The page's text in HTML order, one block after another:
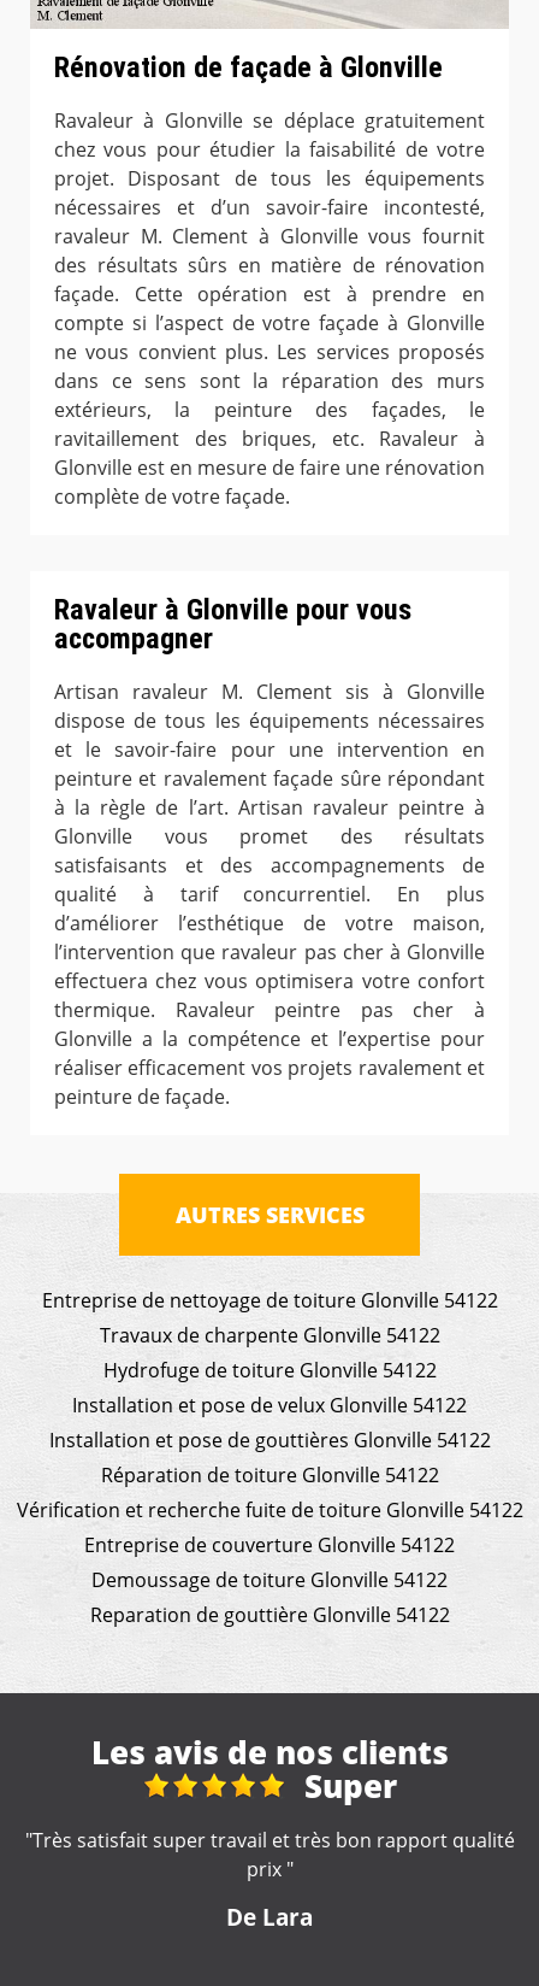
Rénovation de façade à Glonville
Ravaleur à Glonville se déplace gratuitement
chez vous pour étudier la faisabilité de votre
projet. Disposant de tous les équipements
nécessaires et d’un savoir-faire incontesté,
ravaleur M. Clement à Glonville vous fournit
des résultats sûrs en matière de rénovation
façade. Cette opération est à prendre en
compte si l’aspect de votre façade à Glonville
ne vous convient plus. Les services proposés
dans ce sens sont la réparation des murs
extérieurs, la peinture des façades, le
ravitaillement des briques, etc. Ravaleur à
Glonville est en mesure de faire une rénovation
complète de votre façade.
Ravaleur à Glonville pour vous
accompagner
Artisan ravaleur M. Clement sis à Glonville
dispose de tous les équipements nécessaires
et le savoir-faire pour une intervention en
peinture et ravalement façade sûre répondant
à la règle de l’art. Artisan ravaleur peintre à
Glonville vous promet des résultats
satisfaisants et des accompagnements de
qualité à tarif concurrentiel. En plus
d’améliorer l’esthétique de votre maison,
l’intervention que ravaleur pas cher à Glonville
effectuera chez vous optimisera votre confort
thermique. Ravaleur peintre pas cher à
Glonville a la compétence et l’expertise pour
réaliser efficacement vos projets ravalement et
peinture de façade.
AUTRES SERVICES
Entreprise de nettoyage de toiture Glonville 54122
Travaux de charpente Glonville 54122
Hydrofuge de toiture Glonville 54122
Installation et pose de velux Glonville 54122
Installation et pose de gouttières Glonville 54122
Réparation de toiture Glonville 54122
Vérification et recherche fuite de toiture Glonville 54122
Entreprise de couverture Glonville 54122
Demoussage de toiture Glonville 54122
Reparation de gouttière Glonville 54122
Les avis de nos clients
Réhon, 2 rue aubrion
"Merci, devis rapide, travail qui s'en suit correct. Equipe
de travaux cordiale."
De pascal38